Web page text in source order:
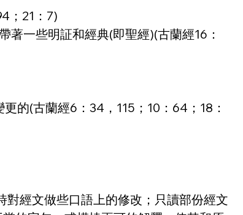
；21：7)
一些明証和經典(即聖經)(古蘭經16：
的(古蘭經6：34，115；10：64；18：
經文做些口語上的修改；只讀部份經文